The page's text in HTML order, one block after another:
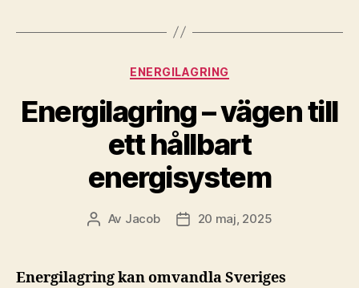
Kategorier
ENERGILAGRING
Energilagring – vägen till
ett hållbart
energisystem
Inläggsförfattare
Av Jacob Inläggsdatum
20 maj, 2025
Energilagring kan omvandla Sveriges